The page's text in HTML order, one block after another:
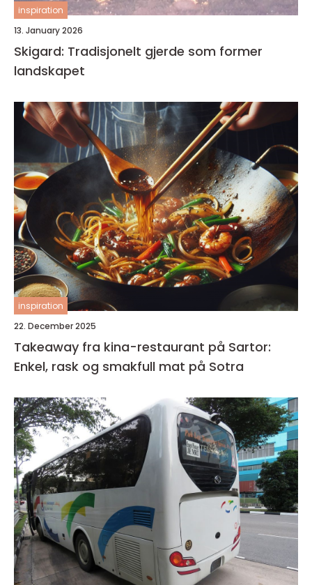
inspiration
13. January 2026
Skigard: Tradisjonelt gjerde som former
landskapet
inspiration
22. December 2025
Takeaway fra kina-restaurant på Sartor:
Enkel, rask og smakfull mat på Sotra